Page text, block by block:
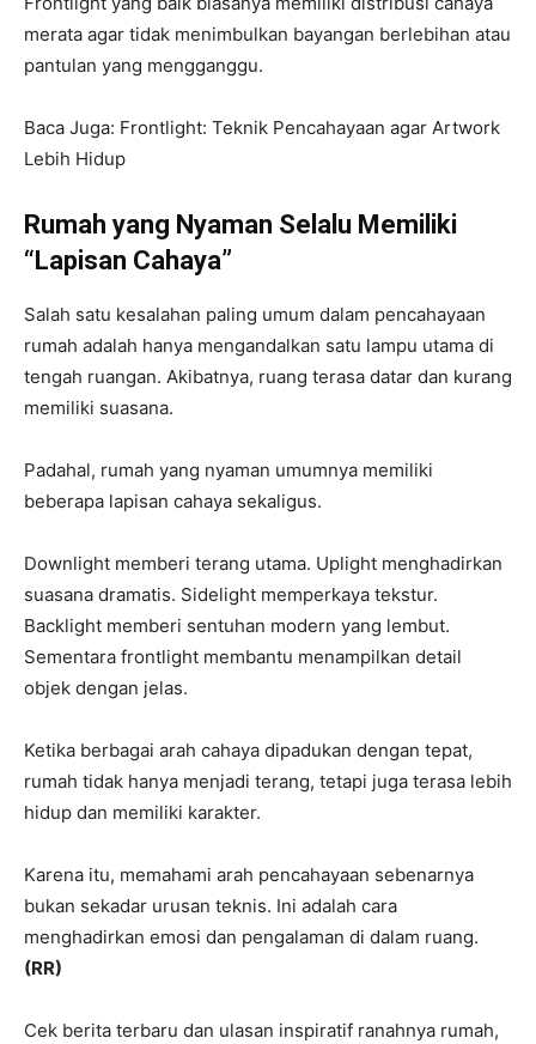
merata agar tidak menimbulkan bayangan berlebihan atau
pantulan yang mengganggu.
Baca Juga: Frontlight: Teknik Pencahayaan agar Artwork
Lebih Hidup
Rumah yang Nyaman Selalu Memiliki
“Lapisan Cahaya”
Salah satu kesalahan paling umum dalam pencahayaan
rumah adalah hanya mengandalkan satu lampu utama di
tengah ruangan. Akibatnya, ruang terasa datar dan kurang
memiliki suasana.
Padahal, rumah yang nyaman umumnya memiliki
beberapa lapisan cahaya sekaligus.
Downlight memberi terang utama. Uplight menghadirkan
suasana dramatis. Sidelight memperkaya tekstur.
Backlight memberi sentuhan modern yang lembut.
Sementara frontlight membantu menampilkan detail
objek dengan jelas.
Ketika berbagai arah cahaya dipadukan dengan tepat,
rumah tidak hanya menjadi terang, tetapi juga terasa lebih
hidup dan memiliki karakter.
Karena itu, memahami arah pencahayaan sebenarnya
bukan sekadar urusan teknis. Ini adalah cara
menghadirkan emosi dan pengalaman di dalam ruang.
(RR)
Cek berita terbaru dan ulasan inspiratif ranahnya rumah,